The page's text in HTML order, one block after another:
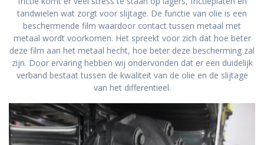
tandwielen wat zorgt voor slijtage. De functie van olie is een
beschermende film waardoor contact tussen metaal met
metaal wordt voorkomen. Het spreekt voor zich dat hoe beter
deze film aan het metaal hecht, hoe beter deze bescherming zal
zijn. Door ervaring hebben wij ondervonden dat er een duidelijk
verband bestaat tussen de kwaliteit van de olie en de slijtage
van het differentieel.